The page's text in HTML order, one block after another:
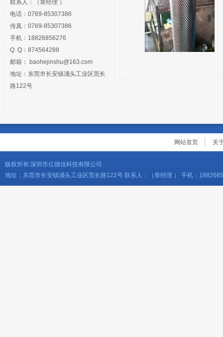
联系人：（章经理 ）
电话：0769-85307386
传真：0769-85307386
手机：18826856276
Q Q：874564288
邮箱： baohejinshu@163.com
地址： 东莞市长安镇涌头工业区莞长
路122号
网站首页 关
版权所有:深圳市亿德佳科技有限公司
地址：东莞市长安镇涌头工业区莞长路122号 联系人：（章经理 ） 手机：